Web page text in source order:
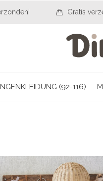
(92-116)
Gratis